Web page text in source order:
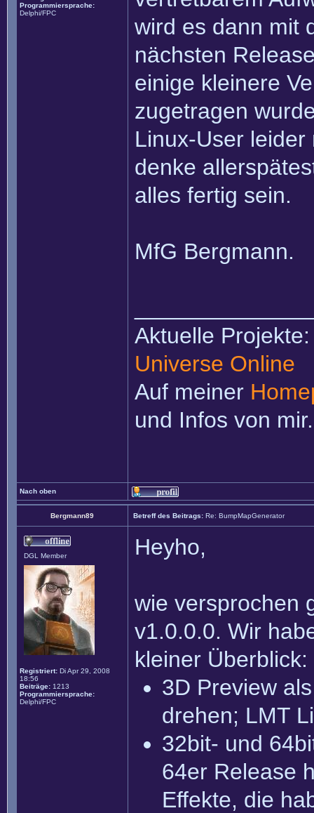
Programmiersprache:
Delphi/FPC
wird es dann mit
nächsten
einige kleinere
zugetragen
Linux-User
denke
alles fertig sein.
MfG Bergmann.
Aktuelle
Universe Online
Auf meiner
und Infos von mir.
Nach oben
Bergmann89 Betreff des Beitrags: Re: BumpMapGenerator
DGL Member
Registriert: Di Apr 29, 2008
18:56
Beiträge: 1213
Programmiersprache:
Delphi/FPC
Heyho,
wie versprochen
v1.0.0.0. Wir
kleiner Überblick:
3D Preview
drehen; LMT
32bit- und
64er Release
Effekte, die